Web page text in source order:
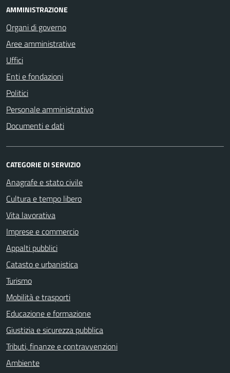
AMMINISTRAZIONE
Organi di governo
Aree amministrative
Uffici
Enti e fondazioni
Politici
Personale amministrativo
Documenti e dati
CATEGORIE DI SERVIZIO
Anagrafe e stato civile
Cultura e tempo libero
Vita lavorativa
Imprese e commercio
Appalti pubblici
Catasto e urbanistica
Turismo
Mobilità e trasporti
Educazione e formazione
Giustizia e sicurezza pubblica
Tributi, finanze e contravvenzioni
Ambiente